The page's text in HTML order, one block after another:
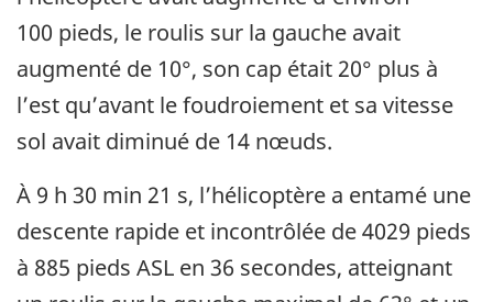
100 pieds, le roulis sur la gauche avait
augmenté de 10°, son cap était 20° plus à
l’est qu’avant le foudroiement et sa vitesse
sol avait diminué de 14 nœuds.
À 9 h 30 min 21 s, l’hélicoptère a entamé une
descente rapide et incontrôlée de 4029 pieds
à 885 pieds ASL en 36 secondes, atteignant